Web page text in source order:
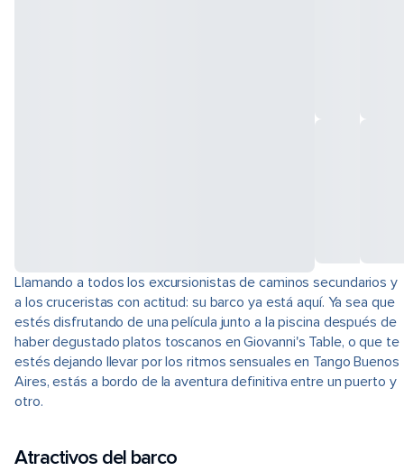
Llamando a todos los excursionistas de caminos secundarios y
a los cruceristas con actitud: su barco ya está aquí. Ya sea que
estés disfrutando de una película junto a la piscina después de
haber degustado platos toscanos en Giovanni's Table, o que te
estés dejando llevar por los ritmos sensuales en Tango Buenos
Aires, estás a bordo de la aventura definitiva entre un puerto y
otro.
Atractivos del barco